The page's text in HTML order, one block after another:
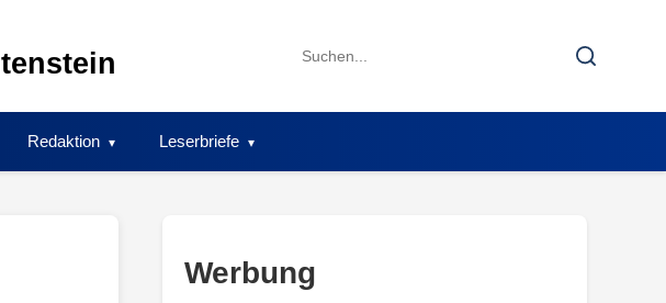
Search
Search
Redaktion Leserbriefe
Werbung